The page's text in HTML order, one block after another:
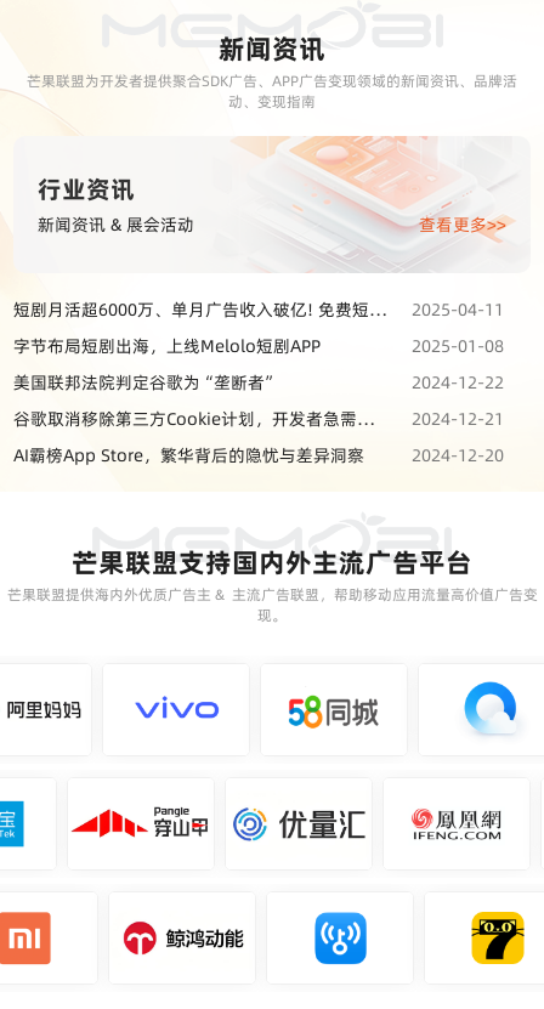
新闻资讯
芒果联盟为开发者提供聚合SDK广告、APP广告变现领域的新闻资讯、品牌活
动、变现指南
行业资讯
新闻资讯 & 展会活动 查看更多>>
短剧月活超6000万、单月广告收入破亿! 免费短剧APP或成市场主流
2025-04-11
字节布局短剧出海，上线Melolo短剧APP
2025-01-08
美国联邦法院判定谷歌为“垄断者”
2024-12-22
谷歌取消移除第三方Cookie计划，开发者急需构建第一方数据
2024-12-21
AI霸榜App Store，繁华背后的隐忧与差异洞察
2024-12-20
芒果联盟支持国内外主流广告平台
芒果联盟提供海内外优质广告主 & 主流广告联盟，帮助移动应用流量高价值广告变
现。